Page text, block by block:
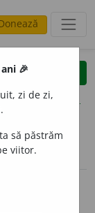
clear
opțiuni
🎉
zi de zi,
să păstrăm
viitor.